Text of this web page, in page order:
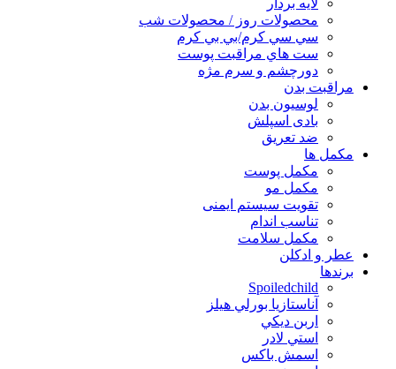
لايه بردار
محصولات روز / محصولات شب
سي سي كرم/بي بي كرم
ست هاي مراقبت پوست
دورچشم و سرم مژه
مراقبت بدن
لوسیون بدن
بادی اسپلش
ضد تعریق
مكمل ها
مکمل پوست
مکمل مو
تقویت سیستم ایمنی
تناسب اندام
مکمل سلامت
عطر و ادکلن
برندها
Spoiledchild
آناستازيا بورلي هيلز
اربن ديكي
استي لادر
اسمش باكس